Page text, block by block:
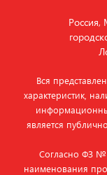
Россия,
Вся
характеристик,
является
Согласно ФЗ №
наименования